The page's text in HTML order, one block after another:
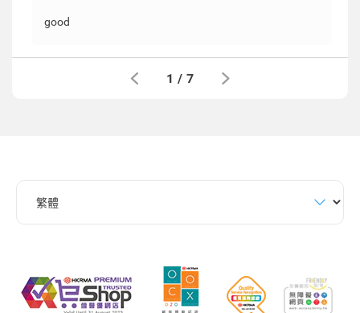
good
1 / 7